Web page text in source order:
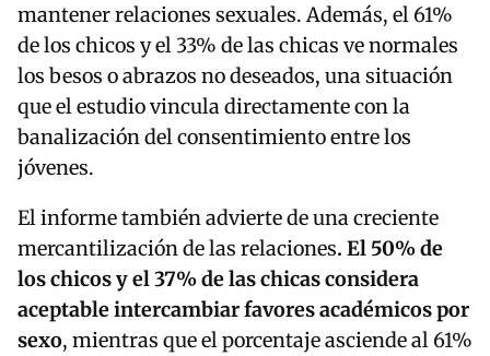
mantener relaciones sexuales. Además, el 61%
de los chicos y el 33% de las chicas ve normales
los besos o abrazos no deseados, una situación
que el estudio vincula directamente con la
banalización del consentimiento entre los
jóvenes.
El informe también advierte de una creciente
mercantilización de las relaciones. El 50% de
los chicos y el 37% de las chicas considera
aceptable intercambiar favores académicos por
sexo, mientras que el porcentaje asciende al 61%